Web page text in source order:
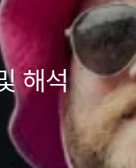
해석